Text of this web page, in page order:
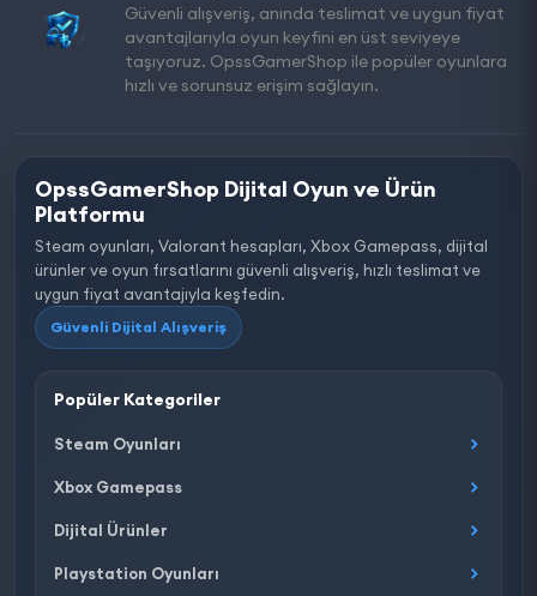
Güvenli alışveriş, anında teslimat ve uygun fiyat
avantajlarıyla oyun keyfini en üst seviyeye
taşıyoruz. OpssGamerShop ile popüler oyunlara
hızlı ve sorunsuz erişim sağlayın.
OpssGamerShop Dijital Oyun ve Ürün
Platformu
Steam oyunları, Valorant hesapları, Xbox Gamepass, dijital
ürünler ve oyun fırsatlarını güvenli alışveriş, hızlı teslimat ve
uygun fiyat avantajıyla keşfedin.
Güvenli Dijital Alışveriş
Popüler Kategoriler
Steam Oyunları
Xbox Gamepass
Dijital Ürünler
Playstation Oyunları